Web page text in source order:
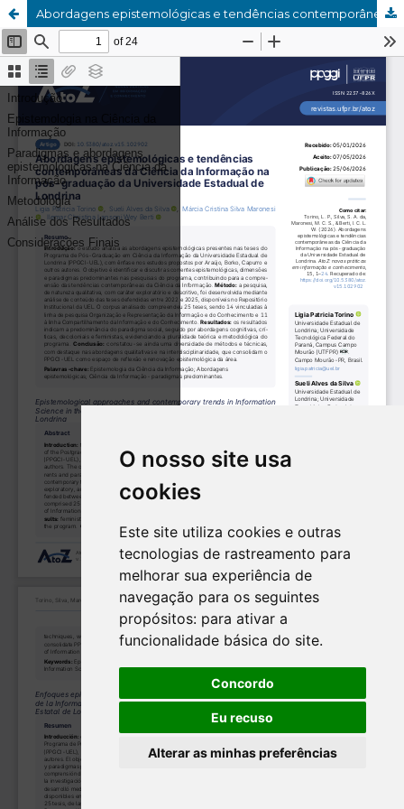
O nosso site usa
cookies
Este site utiliza cookies e outras
tecnologias de rastreamento para
melhorar sua experiência de
navegação para os seguintes
propósitos: para ativar a
funcionalidade básica do site.
Concordo
Eu recuso
Alterar as minhas preferências
Abordagens epistemológicas e tendências contemporâneas da Ciência da Informação na pós-graduação da Universidade Estadual de Londrina